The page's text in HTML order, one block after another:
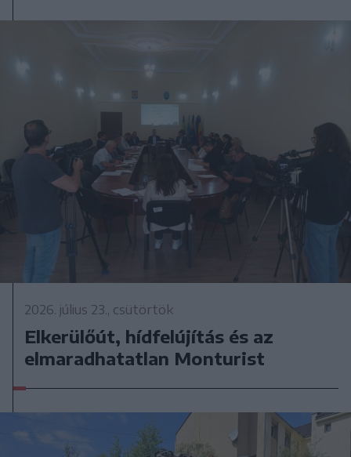
2026. július 23., csütörtök
Elkerülőút, hídfelújítás és az
elmaradhatatlan Monturist